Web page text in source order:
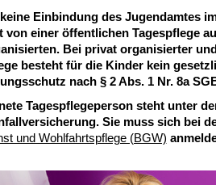
Einbindung des Jugendamtes
einer öffentlichen Tagespflege
Bei privat organisierter
besteht für die Kinder kein
nach § 2 Abs. 1 Nr. 8a
Tagespflegeperson steht unter
Sie muss sich bei
und Wohlfahrtspflege (BGW)